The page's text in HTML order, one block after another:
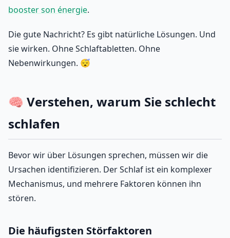
booster son énergie.
Die gute Nachricht? Es gibt natürliche Lösungen. Und
sie wirken. Ohne Schlaftabletten. Ohne
Nebenwirkungen. 😴
🧠 Verstehen, warum Sie schlecht
schlafen
Bevor wir über Lösungen sprechen, müssen wir die
Ursachen identifizieren. Der Schlaf ist ein komplexer
Mechanismus, und mehrere Faktoren können ihn
stören.
Die häufigsten Störfaktoren